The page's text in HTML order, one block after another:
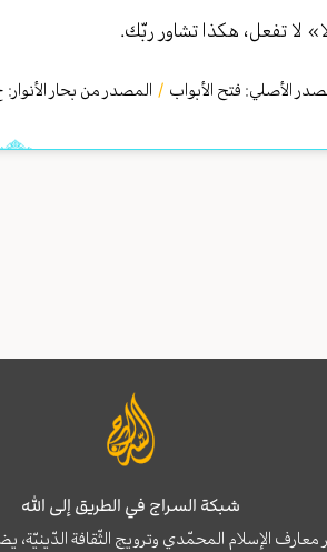
لا تفعل، هكذا تشاور ربّك.
الأصلي: فتح الأبواب / المصدر من بحار الأنوار:
شبكة السراج في الطريق إلى الله
معارف الإسلام المحمّدي وترويج الثّقافة